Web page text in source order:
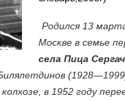
Родился 13
Москве в семье
села Пица
в 1952 году